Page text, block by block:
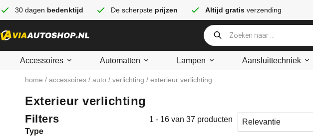
30 dagen bedenktijd De scherpste prijzen Altijd gratis verzending
Accessoires Automatten Lampen Aansluittechniek
home / accessoires / auto / verlichting / exterieur verlichting
Exterieur verlichting
Filters
Type
1 - 16 van 37 producten Sorteren
Sort content
Sort content